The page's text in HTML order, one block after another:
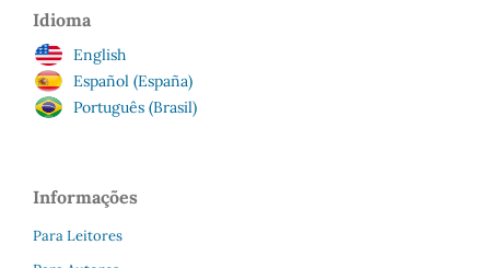
Idioma
English
Español (España)
Português (Brasil)
Informações
Para Leitores